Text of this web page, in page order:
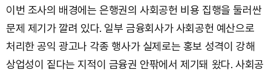
이번 조사의 배경에는 은행권의 사회공헌 비용 집행을 둘러싼
문제 제기가 깔려 있다. 일부 금융회사가 사회공헌 예산으로
처리한 공익 광고나 각종 행사가 실제로는 홍보 성격이 강해
상업성이 짙다는 지적이 금융권 안팎에서 제기돼 왔다. 사회공